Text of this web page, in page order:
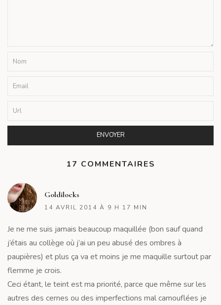
17 COMMENTAIRES
Goldilocks
14 AVRIL 2014 À 9 H 17 MIN
Je ne me suis jamais beaucoup maquillée (bon sauf quand
j’étais au collège où j’ai un peu abusé des ombres à
paupières) et plus ça va et moins je me maquille surtout par
flemme je crois.
Ceci étant, le teint est ma priorité, parce que même sur les
autres des cernes ou des imperfections mal camouflées je